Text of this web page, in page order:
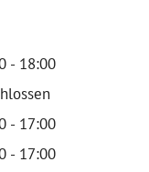
- 18:00
- 17:00
- 17:00